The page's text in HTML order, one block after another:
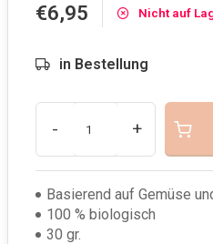
€6,95 Nicht auf
in Bestellung
- +
Basierend auf Gemüse
100 % biologisch
30 gr.